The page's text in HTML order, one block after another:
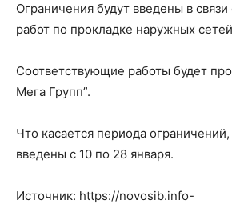
Ограничения будут введены в
работ по прокладке наружных
Соответствующие работы будет
Мега Групп”.
Что касается периода
введены с 10 по 28 января.
Источник: https://novosib.info-